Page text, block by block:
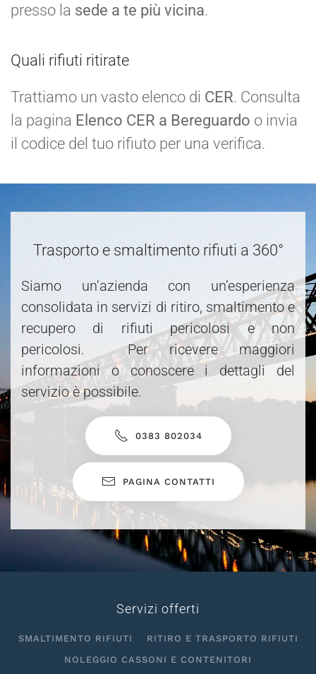
presso la sede a te più vicina.
Quali rifiuti ritirate
Trattiamo un vasto elenco di CER. Consulta
la pagina Elenco CER a Bereguardo o invia
il codice del tuo rifiuto per una verifica.
Trasporto e smaltimento rifiuti a 360°
Siamo un’azienda con un’esperienza
consolidata in servizi di ritiro, smaltimento e
recupero di rifiuti pericolosi e non
pericolosi. Per ricevere maggiori
informazioni o conoscere i dettagli del
servizio è possibile.
0383 802034
PAGINA CONTATTI
Servizi offerti
SMALTIMENTO RIFIUTI
RITIRO E TRASPORTO RIFIUTI
NOLEGGIO CASSONI E CONTENITORI